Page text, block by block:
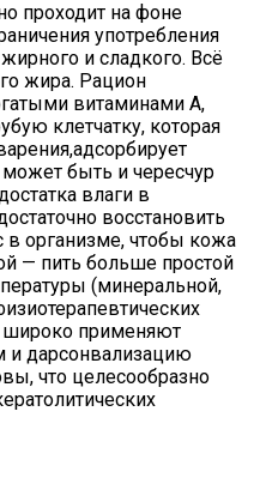
проходит на фоне
употребления
и сладкого. Всё
жира. Рацион
витаминами A,
клетчатку, которая
быть и чересчур
влаги в
восстановить
организме, чтобы кожа
— пить больше простой
(минеральной,
широко применяют
и дарсонвализацию
что целесообразно